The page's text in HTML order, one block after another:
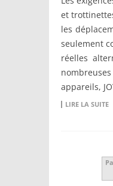
et
les
seulement
réelles
appareils,
LIRE LA SUITE